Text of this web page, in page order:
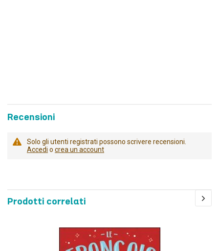
Recensioni
Solo gli utenti registrati possono scrivere recensioni.
Accedi o crea un account
Prodotti correlati